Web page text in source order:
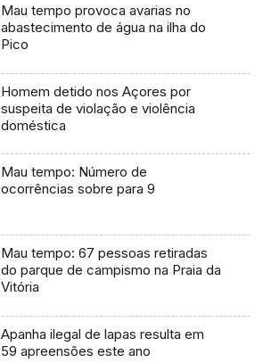
Mau tempo provoca avarias no
abastecimento de água na ilha do
Pico
Homem detido nos Açores por
suspeita de violação e violência
doméstica
Mau tempo: Número de
ocorrências sobre para 9
Mau tempo: 67 pessoas retiradas
do parque de campismo na Praia da
Vitória
Apanha ilegal de lapas resulta em
59 apreensões este ano